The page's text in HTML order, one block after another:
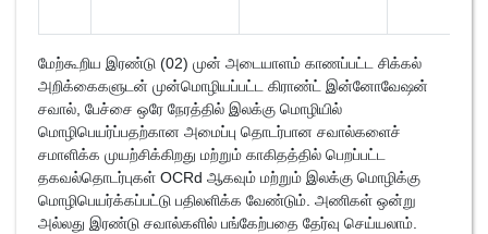
மேற்கூறிய இரண்டு (02) முன் அடையாளம் காணப்பட்ட சிக்கல்
அறிக்கைகளுடன் முன்மொழியப்பட்ட கிராண்ட் இன்னோவேஷன்
சவால், பேச்சை ஒரே நேரத்தில் இலக்கு மொழியில்
மொழிபெயர்ப்பதற்கான அமைப்பு தொடர்பான சவால்களைச்
சமாளிக்க முயற்சிக்கிறது மற்றும் காகிதத்தில் பெறப்பட்ட
தகவல்தொடர்புகள் OCRd ஆகவும் மற்றும் இலக்கு மொழிக்கு
மொழிபெயர்க்கப்பட்டு பதிலளிக்க வேண்டும். அணிகள் ஒன்று
அல்லது இரண்டு சவால்களில் பங்கேற்பதை தேர்வு செய்யலாம்.